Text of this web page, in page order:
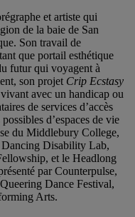
et artiste qui
de la baie de San
Son travail de
que portail esthétique
futur qui voyagent à
son projet Crip Ecstasy
avec un handicap ou
de services d’accès
d’espaces de vie
du Middlebury College,
Disability Lab,
et le Headlong
par Counterpulse,
Dance Festival,
Arts.